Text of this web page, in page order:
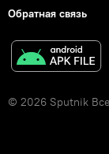
Обратная связь
© 2026 Sputnik